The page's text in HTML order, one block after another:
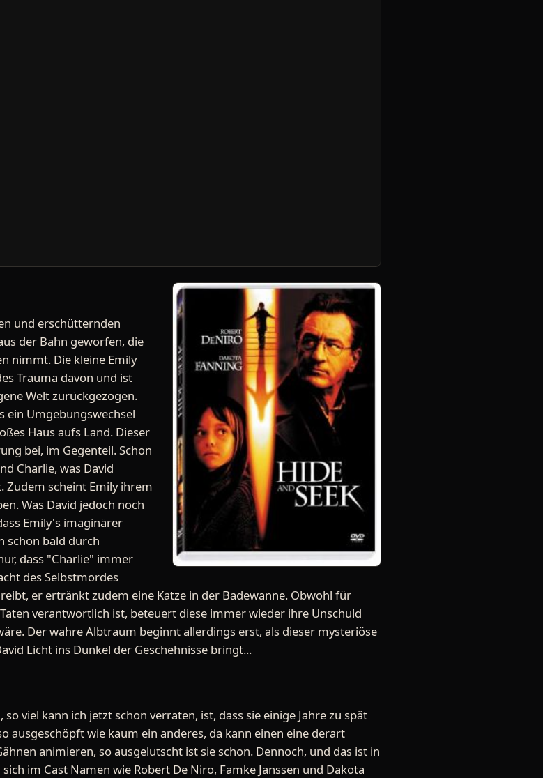
und erschütternden
der Bahn geworfen, die
nimmt. Die kleine Emily
Trauma davon und ist
Welt zurückgezogen.
ein Umgebungswechsel
Haus aufs Land. Dieser
bei, im Gegenteil. Schon
Charlie, was David
Zudem scheint Emily ihrem
Was David jedoch noch
Emily's imaginärer
schon bald durch
dass "Charlie" immer
des Selbstmordes
er ertränkt zudem eine Katze in der Badewanne. Obwohl für
verantwortlich ist, beteuert diese immer wieder ihre Unschuld
Der wahre Albtraum beginnt allerdings erst, als dieser mysteriöse
Licht ins Dunkel der Geschehnisse bringt...
viel kann ich jetzt schon verraten, ist, dass sie einige Jahre zu spät
ausgeschöpft wie kaum ein anderes, da kann einen eine derart
animieren, so ausgelutscht ist sie schon. Dennoch, und das ist in
im Cast Namen wie Robert De Niro, Famke Janssen und Dakota